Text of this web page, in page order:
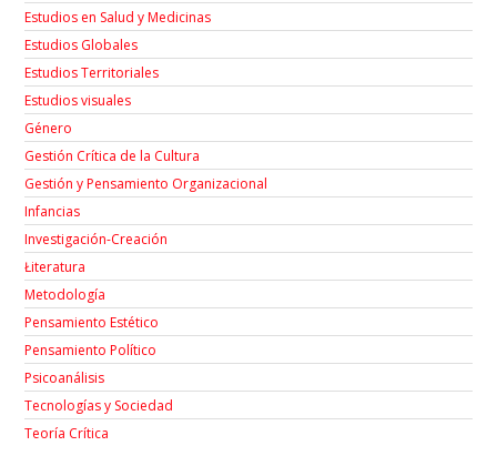
Estudios en Salud y Medicinas
Estudios Globales
Estudios Territoriales
Estudios visuales
Género
Gestión Crítica de la Cultura
Gestión y Pensamiento Organizacional
Infancias
Investigación-Creación
Łiteratura
Metodología
Pensamiento Estético
Pensamiento Político
Psicoanálisis
Tecnologías y Sociedad
Teoría Crítica